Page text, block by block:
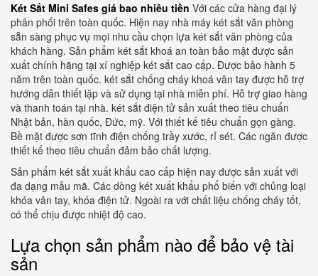
Két Sắt Mini Safes giá bao nhiêu tiền Với các cửa hàng đại lý
phân phối trên toàn quốc. Hiện nay nhà máy két sắt văn phòng
sẵn sàng phục vụ mọi nhu cầu chọn lựa két sắt văn phòng của
khách hàng. Sản phẩm két sắt khoá an toàn bảo mật được sản
xuất chính hãng tại xí nghiệp két sắt cao cấp. Được bảo hành 5
năm trên toàn quốc. két sắt chống cháy khoá vân tay được hỗ trợ
hướng dẫn thiết lập và sử dụng tại nhà miễn phí. Hỗ trợ giao hàng
và thanh toán tại nhà. két sắt điện tử sản xuất theo tiêu chuẩn
Nhật bản, hàn quốc, Đức, mỹ. Với thiết kế tiêu chuẩn gọn gàng.
Bề mặt được sơn tĩnh điện chống trầy xước, rỉ sét. Các ngăn được
thiết kế theo tiêu chuẩn đảm bảo chất lượng.
Sản phẩm két sắt xuất khẩu cao cấp hiện nay được sản xuất với
đa dạng mẫu mã. Các dòng két xuất khẩu phổ biến với chủng loại
khóa vân tay, khóa điện tử. Ngoài ra với chất liệu chống cháy tốt,
có thể chịu được nhiệt độ cao.
Lựa chọn sản phẩm nào để bảo vệ tài
sản